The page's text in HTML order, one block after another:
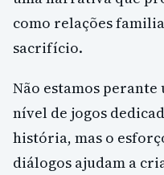
como relações
sacrifício.
Não estamos
nível de jogos
história, mas o
diálogos ajudam a